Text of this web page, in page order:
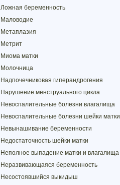
Ложная беременность
Маловодие
Метаплазия
Метрит
Миома матки
Молочница
Надпочечниковая гиперандрогения
Нарушение менструального цикла
Невоспалительные болезни влагалища
Невоспалительные болезни шейки матки
Невынашивание беременности
Недостаточность шейки матки
Неполное выпадение матки и влагалища
Неразвивающаяся беременность
Несостоявшийся выкидыш